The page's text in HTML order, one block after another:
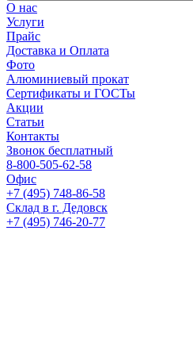
О нас
Услуги
Прайс
Доставка и Оплата
Фото
Алюминиевый прокат
Сертификаты и ГОСТы
Акции
Статьи
Контакты
Звонок бесплатный
8-800-505-62-58
Офис
+7 (495) 748-86-58
Склад в г. Дедовск
+7 (495) 746-20-77